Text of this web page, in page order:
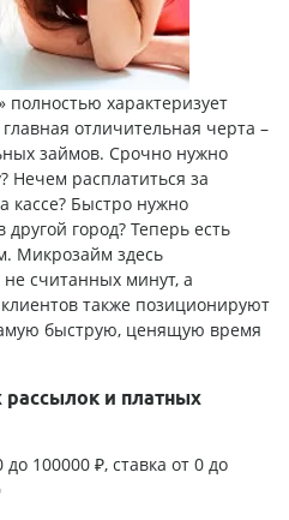
полностью характеризует
отличительная черта –
займов. Срочно нужно
Нечем расплатиться за
кассе? Быстро нужно
город? Теперь есть
Микрозайм здесь
не считанных минут, а
также позиционируют
быструю, ценящую время
рассылок и платных
100000 ₽, ставка от 0 до